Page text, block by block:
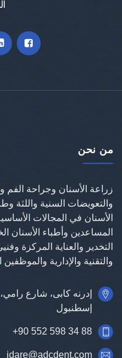
من نحن
زراعة الأسنان وجراحة الفم
والتعويضات السنية واللثة
الأسنان في المجالات
المساعدين وأطباء الأسنان
والتقنية والإدارية
إسطنبول
+90 552 598 34 88
idare@adcdent.com